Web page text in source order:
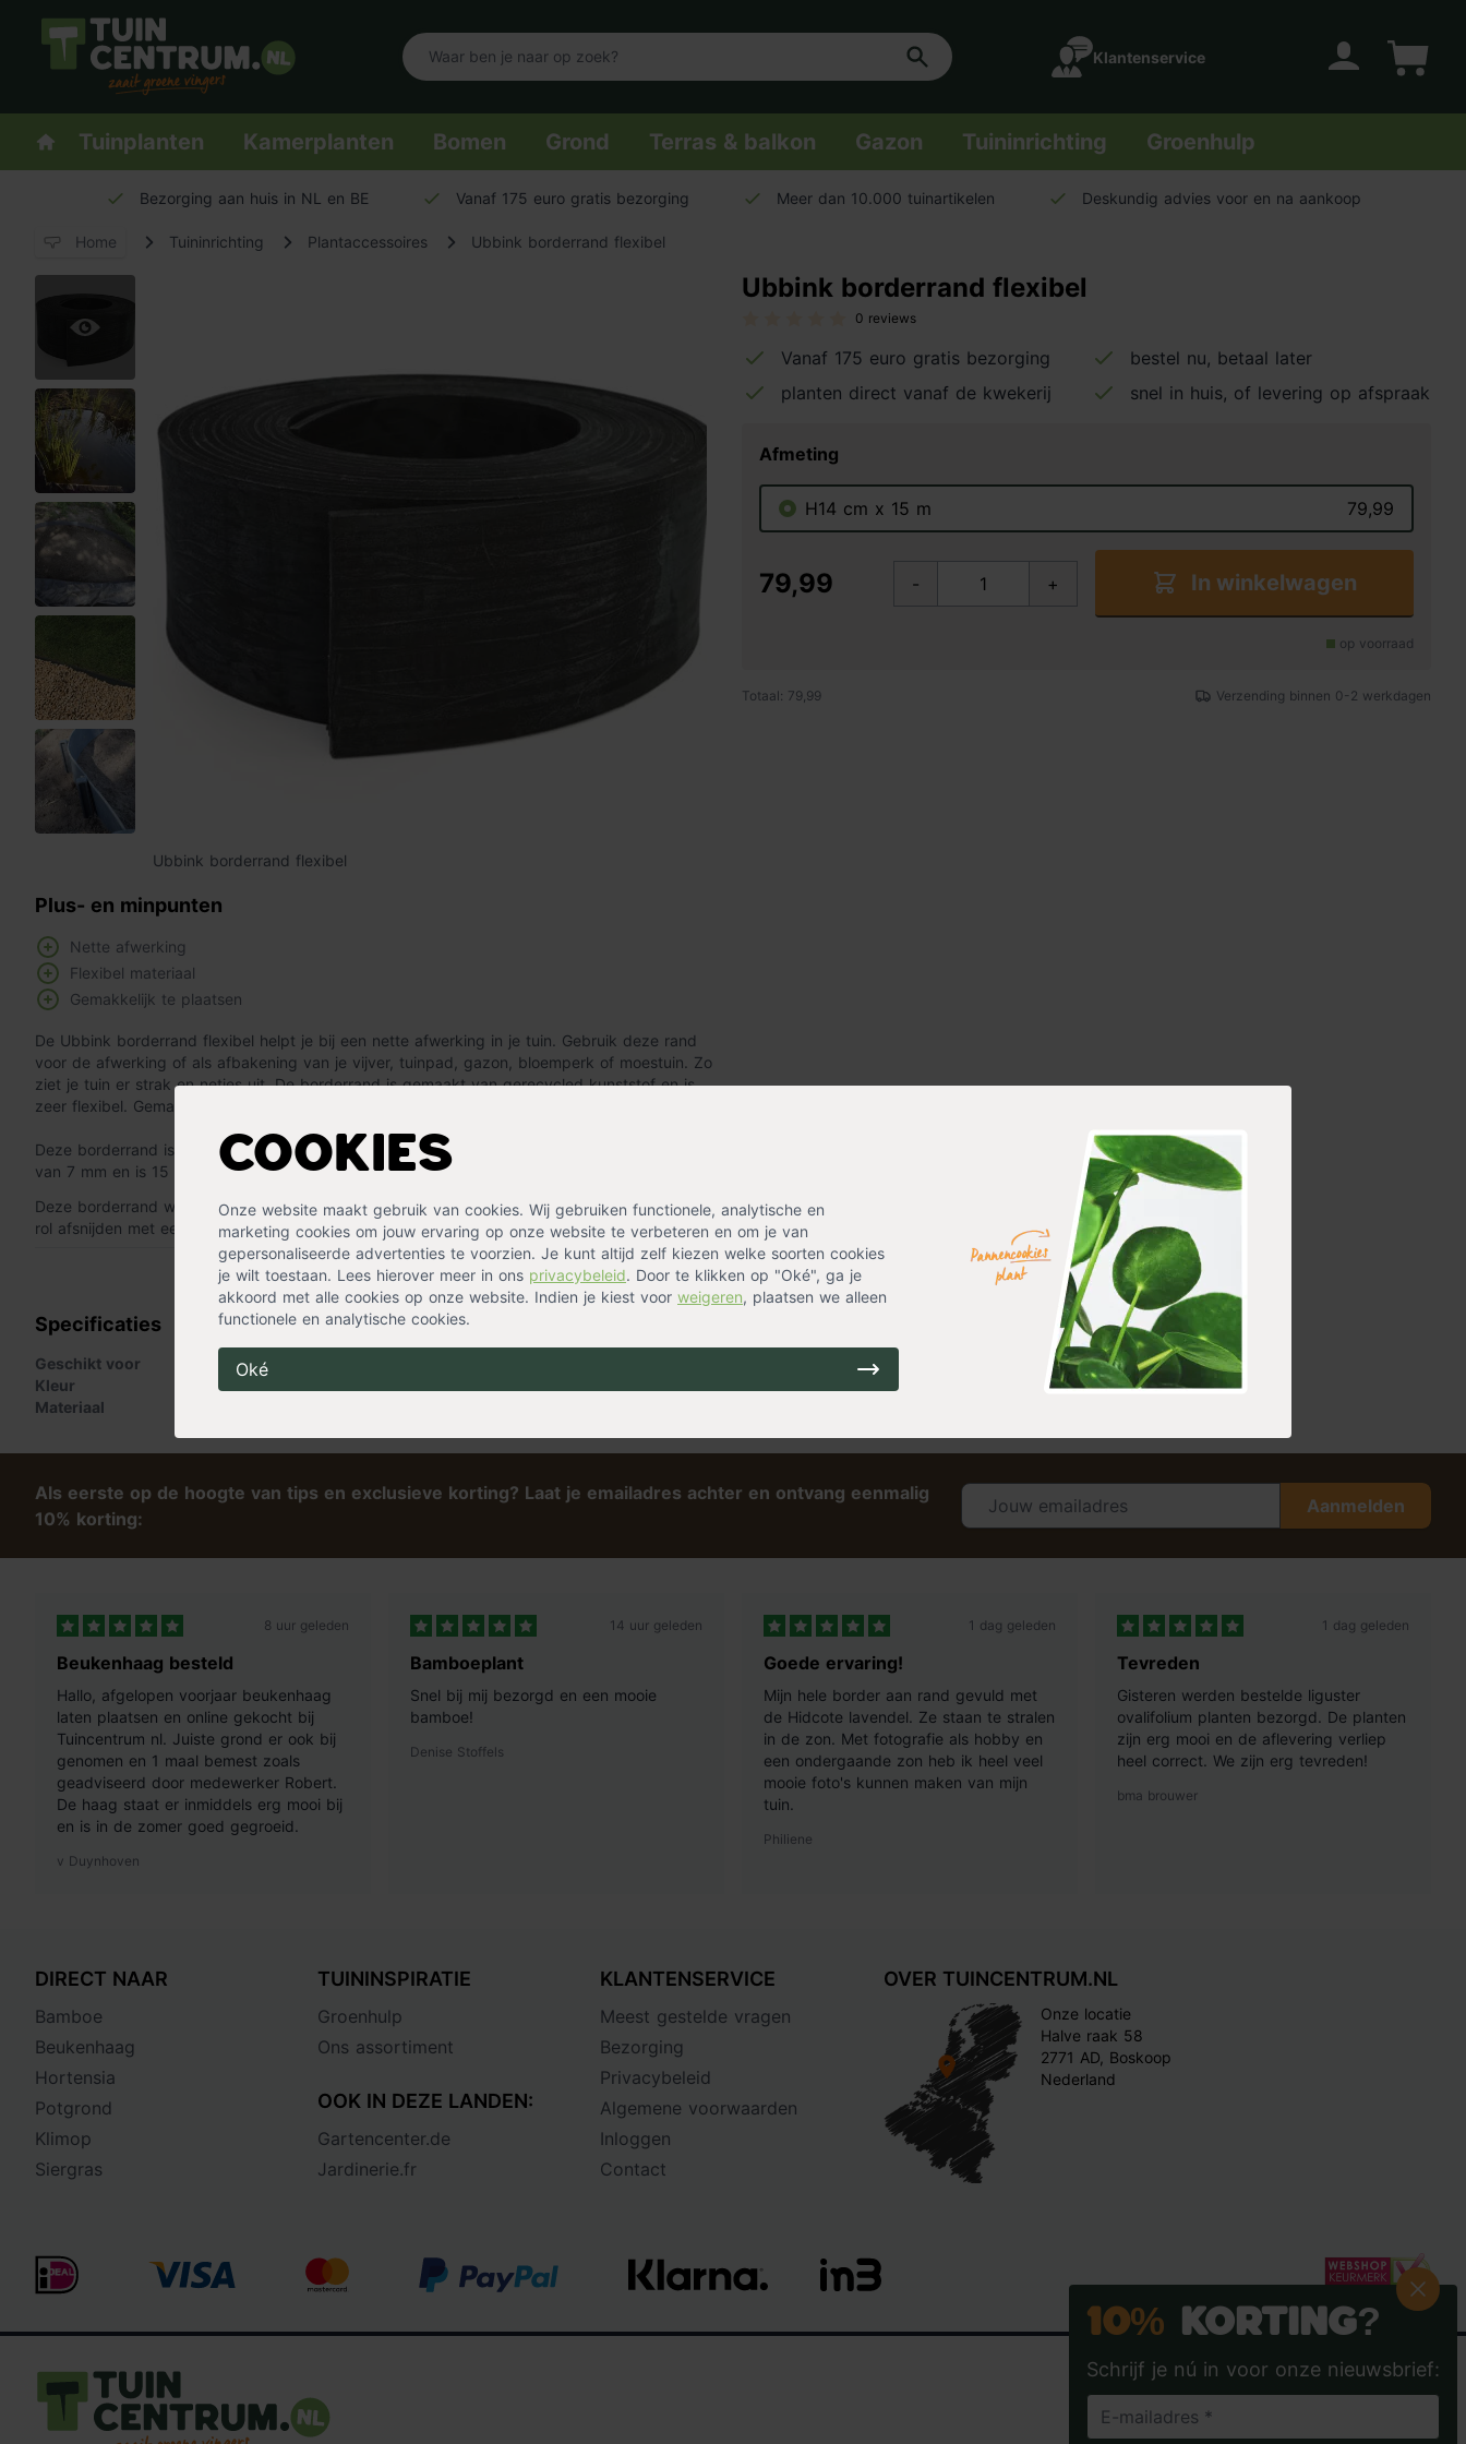
Logo Tuincentrum.nl
Klantenservice
Homepage
Tuinplanten Kamerplanten Bomen Grond Terras & balkon Gazon Tuininrichting Groenhulp
Cookies
Onze website maakt gebruik van cookies. Wij gebruiken functionele, analytische en
marketing cookies om jouw ervaring op onze website te verbeteren en om je van
gepersonaliseerde advertenties te voorzien. Je kunt altijd zelf kiezen welke soorten cookies
je wilt toestaan. Lees hierover meer in ons privacybeleid. Door te klikken op "Oké", ga je
akkoord met alle cookies op onze website. Indien je kiest voor weigeren, plaatsen we alleen
functionele en analytische cookies.
Oké
Bezorging aan huis in NL en BE Vanaf 175 euro gratis bezorging Meer dan 10.000 tuinartikelen Deskundig advies voor en na aankoop
Home Tuininrichting Plantaccessoires Ubbink borderrand flexibel
Ubbink borderrand flexibel
Ubbink borderrand flexibel
0 reviews
Vanaf 175 euro gratis bezorging
bestel nu, betaal later
planten direct vanaf de kwekerij
snel in huis, of levering op afspraak
Afmeting
H14 cm x 15 m 79,99
79,99 - + In winkelwagen
op voorraad
Totaal: 79,99 Verzending binnen 0-2 werkdagen
Plus- en minpunten
Nette afwerking
Flexibel materiaal
Gemakkelijk te plaatsen
De Ubbink borderrand flexibel helpt je bij een nette afwerking in je tuin. Gebruik deze rand
voor de afwerking of als afbakening van je vijver, tuinpad, gazon, bloemperk of moestuin. Zo
ziet je tuin er strak en netjes uit. De borderrand is gemaakt van gerecycled kunststof en is
zeer flexibel. Gemakkelijk te bevestigen in de gewenste vorm.
Deze borderrand is te verkrijgen in twee hoogtes: 14 of 19 cm hoog. De rand heeft een dikte
van 7 mm en is 15 meter lang.
« Lees minder
Deze borderrand wordt op rol thuisbezorgd. Je kunt eenvoudig de gewenste lengte van de
rol afsnijden met een scherp mes.
Specificaties
Geschikt voor
Kleur
Materiaal
Als eerste op de hoogte van tips en exclusieve korting? Laat je emailadres achter en ontvang eenmalig
10% korting:
Aanmelden
8 uur geleden
Beukenhaag besteld
Hallo, afgelopen voorjaar beukenhaag
laten plaatsen en online gekocht bij
Tuincentrum nl. Juiste grond er ook bij
genomen en 1 maal bemest zoals
geadviseerd door medewerker Robert.
De haag staat er inmiddels erg mooi bij
en is in de zomer goed gegroeid.
v Duynhoven
14 uur geleden
Bamboeplant
Snel bij mij bezorgd en een mooie
bamboe!
Denise Stoffels
1 dag geleden
Goede ervaring!
Mijn hele border aan rand gevuld met
de Hidcote lavendel. Ze staan te stralen
in de zon. Met fotografie als hobby en
een ondergaande zon heb ik heel veel
mooie foto's kunnen maken van mijn
tuin.
Philiene
1 dag geleden
Tevreden
Gisteren werden bestelde liguster
ovalifolium planten bezorgd. De planten
zijn erg mooi en de aflevering verliep
heel correct. We zijn erg tevreden!
bma brouwer
DIRECT NAAR
Bamboe
Beukenhaag
Hortensia
Potgrond
Klimop
Siergras
TUININSPIRATIE
Groenhulp
Ons assortiment
OOK IN DEZE LANDEN:
Gartencenter.de
Jardinerie.fr
KLANTENSERVICE
Meest gestelde vragen
Bezorging
Privacybeleid
Algemene voorwaarden
Inloggen
Contact
OVER TUINCENTRUM.NL
Onze locatie
Halve raak 58
2771 AD, Boskoop
Nederland
10% Korting?
Schrijf je nú in voor onze nieuwsbrief: